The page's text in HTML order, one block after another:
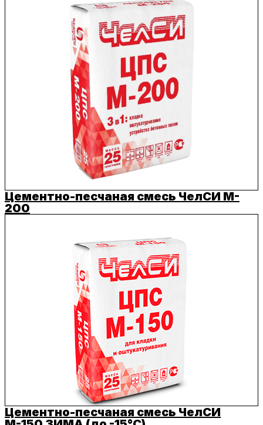
Цементно-песчаная смесь ЧелСИ M-
200
Цементно-песчаная смесь ЧелСИ